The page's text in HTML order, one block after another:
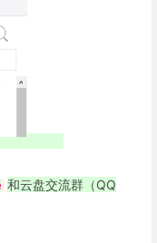
和云盘交流群（QQ